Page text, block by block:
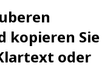
kopieren Sie
oder